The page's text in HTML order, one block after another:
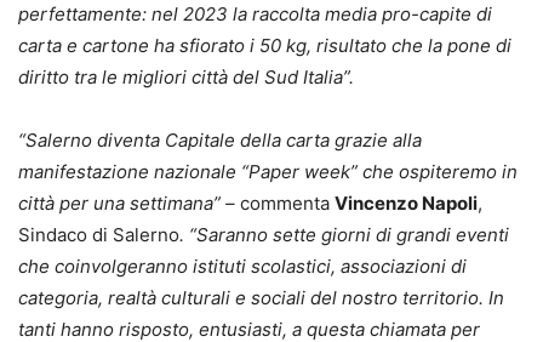
perfettamente: nel 2023 la raccolta media pro-capite di
carta e cartone ha sfiorato i 50 kg, risultato che la pone di
diritto tra le migliori città del Sud Italia”.
“Salerno diventa Capitale della carta grazie alla
manifestazione nazionale “Paper week” che ospiteremo in
città per una settimana” – commenta Vincenzo Napoli,
Sindaco di Salerno. “Saranno sette giorni di grandi eventi
che coinvolgeranno istituti scolastici, associazioni di
categoria, realtà culturali e sociali del nostro territorio. In
tanti hanno risposto, entusiasti, a questa chiamata per